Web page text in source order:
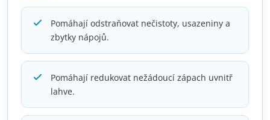
Pomáhají odstraňovat nečistoty, usazeniny a
zbytky nápojů.
Pomáhají redukovat nežádoucí zápach uvnitř
lahve.